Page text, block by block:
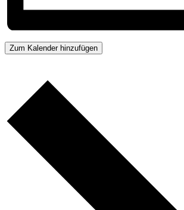
Zum Kalender hinzufügen